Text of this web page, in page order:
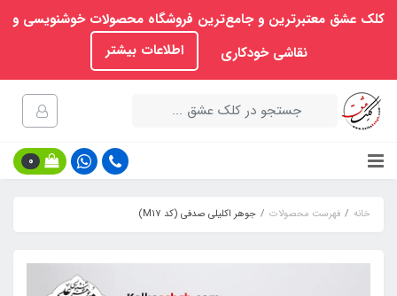
کلک عشق معتبرترین و جامع‌ترین فروشگاه محصولات خوشنویسی و
نقاشی خودکاری
اطلاعات بیشتر
0
خانه فهرست محصولات جوهر اکلیلی صدفی (کد M17)